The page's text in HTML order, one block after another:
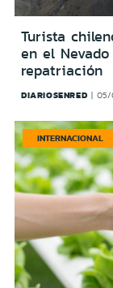
Turista
en el
repatriación
DIARIOSENRED 05/
INTERNACIONAL